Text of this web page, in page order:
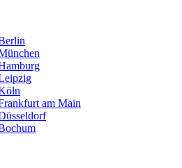
am Main